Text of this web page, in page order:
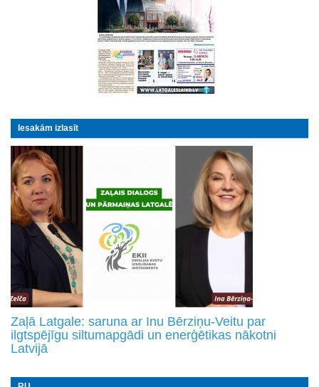
Iesakām izlasīt
Zaļā Latgale: saruna ar Inu Bērziņu-Veitu par
ilgtspējīgu siltumapgādi un enerģētikas nākotni
Latvijā